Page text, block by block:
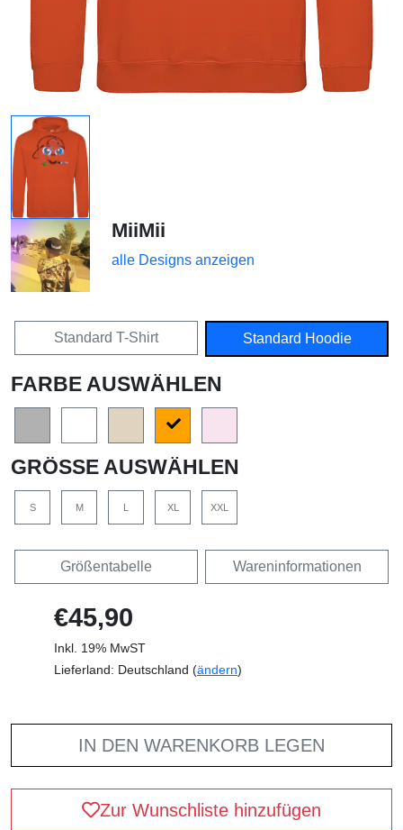
MiiMii
alle Designs anzeigen
Standard T-Shirt Standard Hoodie
FARBE AUSWÄHLEN
GRÖSSE AUSWÄHLEN
S M L XL XXL
Größentabelle Wareninformationen
€45,90
Inkl. 19% MwST
Lieferland: Deutschland (ändern)
IN DEN WARENKORB LEGEN
Zur Wunschliste hinzufügen